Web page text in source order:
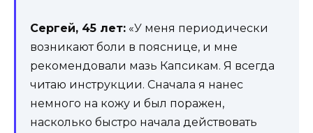
Сергей, 45 лет: «У меня периодически
возникают боли в пояснице, и мне
рекомендовали мазь Капсикам. Я всегда
читаю инструкции. Сначала я нанес
немного на кожу и был поражен,
насколько быстро начала действовать